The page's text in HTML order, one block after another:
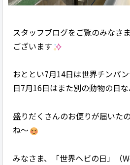
スタッフブログをご覧のみなさ
ございます
おととい7月14日は世界チンパ
日7月16日はまた別の動物の日な
盛りだくさんのお便りが届いた
ね～
みなさま、「世界ヘビの日」（